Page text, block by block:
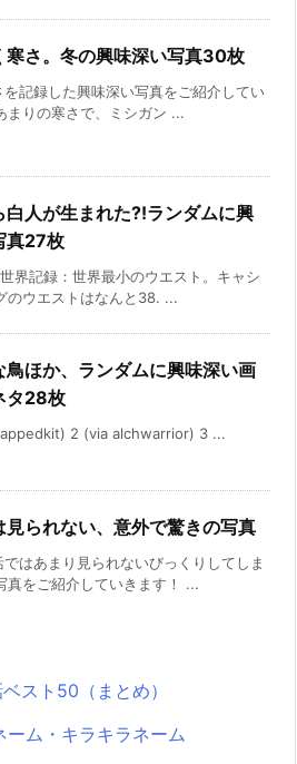
寒さ。冬の興味深い写真30枚
を記録した興味深い写真をご紹介してい
まりの寒さで、ミシガン ...
白人が生まれた?!ランダムに興
真27枚
界記録：世界最小のウエスト。キャシ
のウエストはなんと38. ...
鳥ほか、ランダムに興味深い画
タ28枚
2 (via alchwarrior) 3 ...
見られない、意外で驚きの写真
ではあまり見られないびっくりしてしま
真をご紹介していきます！ ...
スト50（まとめ）
ム・キラキラネーム